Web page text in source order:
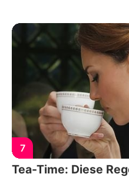
7
Tea-Time: Diese